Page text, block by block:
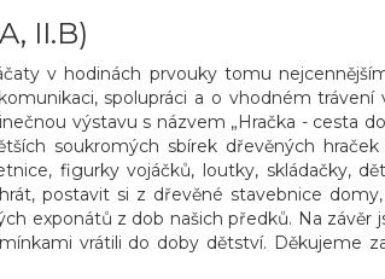
II.B)
v hodinách prvouky tomu
spolupráci a o vhodném
výstavu s názvem „Hračka - cesta
soukromých sbírek dřevěných
figurky vojáčků, loutky, skládačky,
postavit si z dřevěné stavebnice
exponátů z dob našich předků. Na
vrátili do doby dětství. Děkujeme